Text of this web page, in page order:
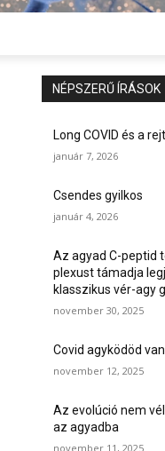
NÉPSZERŰ ÍRÁSOK
Long COVID és a
január 7, 2026
Csendes gyilkos
január 4, 2026
Az agyad C-peptid
plexust támadja
klasszikus vér-agy
november 30, 2025
Covid agyködöd
november 12, 2025
Az evolúció nem
az agyadba
november 11, 2025